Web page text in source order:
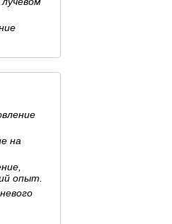
>>>
на
опыт.